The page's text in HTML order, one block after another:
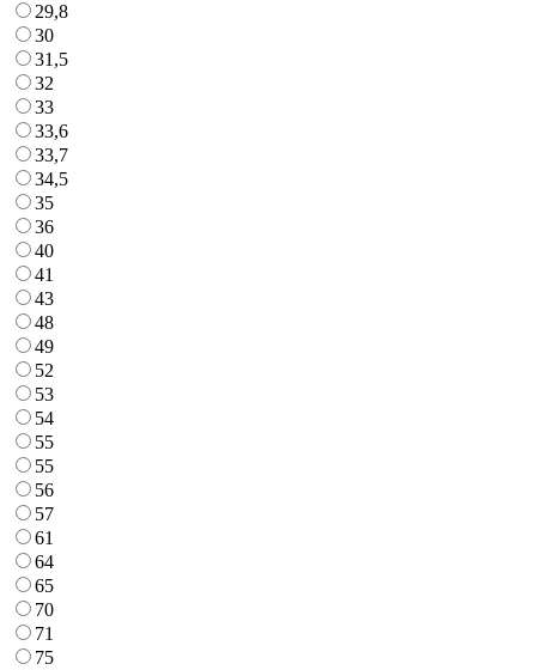
29,8
30
31,5
32
33
33,6
33,7
34,5
35
36
40
41
43
48
49
52
53
54
55
55
56
57
61
64
65
70
71
75